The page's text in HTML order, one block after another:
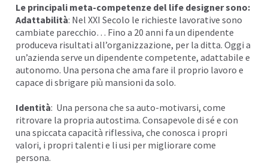
Le principali meta-competenze del life designer sono:
Adattabilità: Nel XXI Secolo le richieste lavorative sono
cambiate parecchio… Fino a 20 anni fa un dipendente
produceva risultati all’organizzazione, per la ditta. Oggi a
un’azienda serve un dipendente competente, adattabile e
autonomo. Una persona che ama fare il proprio lavoro e
capace di sbrigare più mansioni da solo.
Identità: Una persona che sa auto-motivarsi, come
ritrovare la propria autostima. Consapevole di sé e con
una spiccata capacità riflessiva, che conosca i propri
valori, i propri talenti e li usi per migliorare come
persona.